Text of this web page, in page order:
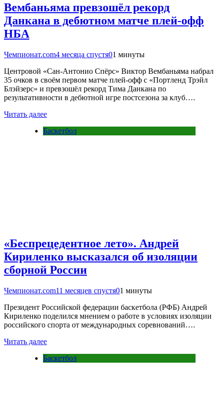
Вембаньяма превзошёл рекорд
Данкана в дебютном матче плей-офф
НБА
Чемпионат.com4 месяца спустя01 минуты
Центровой «Сан-Антонио Спёрс» Виктор Вембаньяма набрал
35 очков в своём первом матче плей-офф с «Портленд Трэйл
Блэйзерс» и превзошёл рекорд Тима Данкана по
результативности в дебютной игре постсезона за клуб….
Читать далее
Баскетбол
«Беспрецедентное лето». Андрей
Кириленко высказался об изоляции
сборной России
Чемпионат.com11 месяцев спустя01 минуты
Президент Российской федерации баскетбола (РФБ) Андрей
Кириленко поделился мнением о работе в условиях изоляции
российского спорта от международных соревнований….
Читать далее
Баскетбол